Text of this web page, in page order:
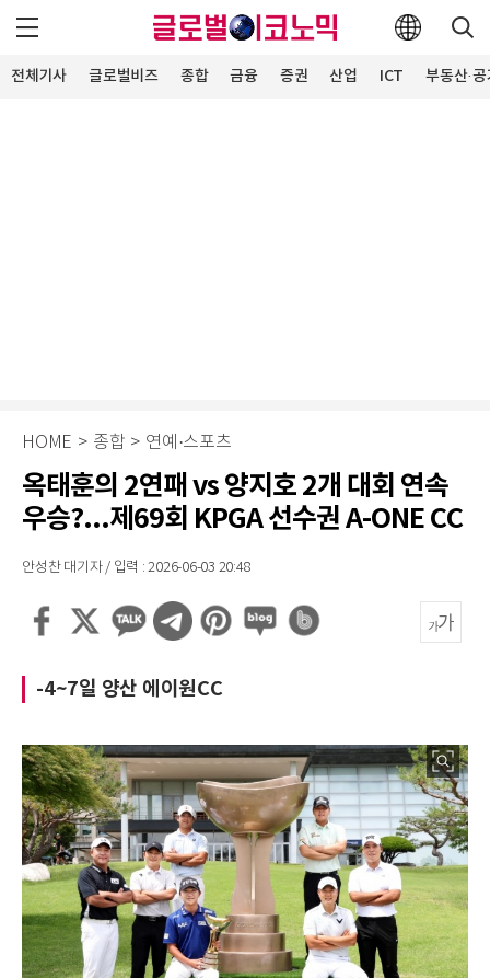
전체기사 글로벌비즈 종합 금융 증권 산업 ICT 부동산·
HOME > 종합 > 연예·스포츠
옥태훈의 2연패 vs 양지호 2개 대회 연속
우승?...제69회 KPGA 선수권 A-ONE CC
안성찬 대기자 / 입력 : 2026-06-03 20:48
-4~7일 양산 에이원CC